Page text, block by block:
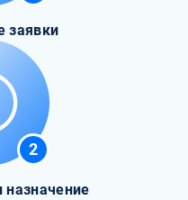
заявки
2
назначение